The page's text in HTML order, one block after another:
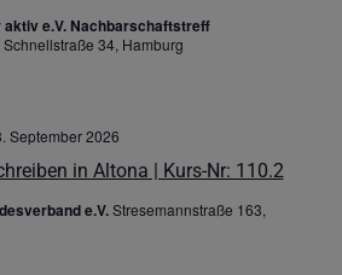
aktiv e.V. Nachbarschaftstreff
Schnellstraße 34, Hamburg
in Altona | Kurs-Nr: 110.2
September 2026
e.V.Stresemannstraße 163,